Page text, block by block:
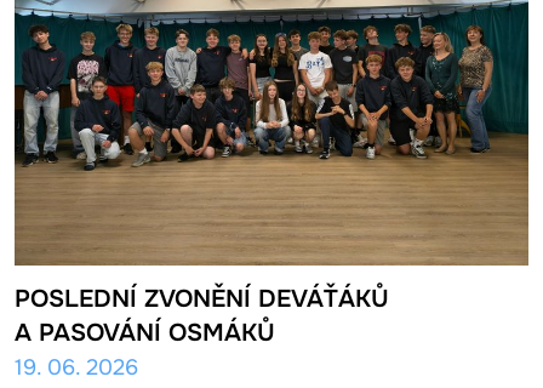
POSLEDNÍ ZVONĚNÍ DEVÁŤÁKŮ
A PASOVÁNÍ OSMÁKŮ
19. 06. 2026